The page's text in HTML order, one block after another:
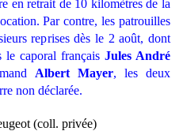
en retrait de 10 kilomètres de la
Par contre, les patrouilles
reprises dès le 2 août, dont
le caporal français Jules André
Albert Mayer, les deux
non déclarée.
(coll. privée)